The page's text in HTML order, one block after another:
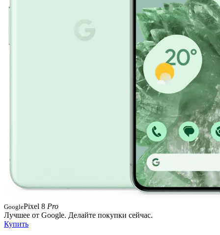
GooglePixel 8 Pro
Лучшее от Google. Делайте покупки сейчас.
Купить